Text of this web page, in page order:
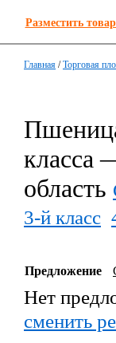
Разместить
Главная /Торговая
класса
область
3-й класс
Предложение
Нет
cменить